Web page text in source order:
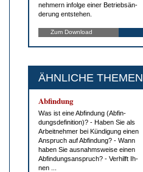
neh­mern in­fol­ge ei­ner Be­trieb­s­än­
de­rung ent­ste­hen.
Zum Download
ÄHNLICHE THEMEN
Ab­fin­dung
Was ist ei­ne Ab­fin­dung (Ab­fin­
dungs­de­fi­ni­ti­on)? - Ha­ben Sie als
Ar­beit­neh­mer bei Kün­di­gung ei­nen
An­spruch auf Ab­fin­dung? - Wann
ha­ben Sie aus­nahms­wei­se ei­nen
Ab­fin­dungs­an­spruch? - Ver­hilft Ih­
nen ...